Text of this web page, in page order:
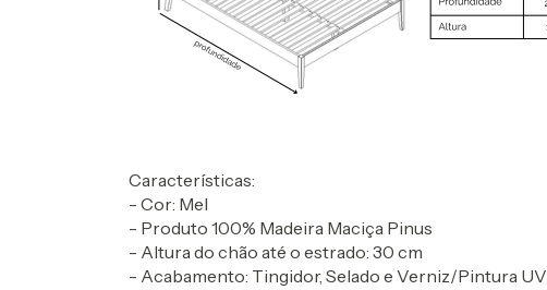
Características:
- Cor: Mel
- Produto 100% Madeira Maciça Pinus
- Altura do chão até o estrado: 30 cm
- Acabamento: Tingidor, Selado e Verniz/Pintura UV